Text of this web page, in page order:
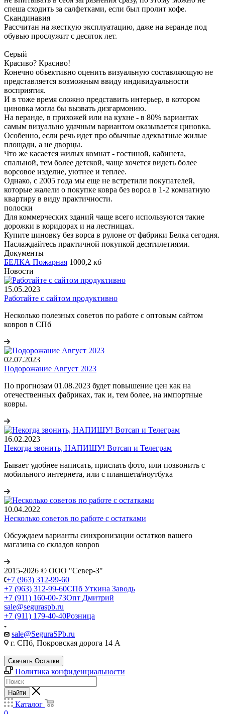
спеша сходить за салфетками, если был пролит кофе.
Скандинавия
Рассчитан на жесткую эксплуатацию, даже на веранде под
обувью прослужит с десяток лет.
Серый
Красиво? Красиво!
Конечно объективно оценить визуальную составляющую не
представляется возможным ввиду индивидуальности
восприятия.
И в тоже время сложно представить интерьер, в котором
циновка могла бы вызвать дизгармонию.
На веранде, в прихожей или на кухне - в 80% вариантах
самым визуально удачным вариантом оказывается циновка.
Особенно, если речь идет про обычные адекватные жилые
площади, а не дворцы.
Что же касается жилых комнат - гостиной, кабинета,
спальной, тем более детской, чаще хочется видеть более
ворсовое изделие, уютнее и теплее.
Однако, с 2005 года мы еще не встретили покупателей,
которые жалели о покупке ковра без ворса в 1-2 комнатную
квартиру в виду практичности.
полоски
Для коммерческих зданий чаще всего используются такие
дорожки в коридорах и на лестницах.
Купите циновку без ворса в рулоне от фабрики Белка сегодня.
Наслаждайтесь практичной покупкой десятилетиями.
Документы
БЕЛКА Пожарная 1000,2 кб
Новости
15.05.2023
Работайте с сайтом продуктивно
Несколько полезных советов по работе с оптовым сайтом
ковров в СПб
02.07.2023
Подорожание Август 2023
По прогнозам 01.08.2023 будет повышение цен как на
отечественных фабриках, так и, тем более, на импортные
ковры.
16.02.2023
Некогда звонить, НАПИШУ! Вотсап и Телеграм
Бывает удобнее написать, прислать фото, или позвонить с
мобильного интернета, или с планшета/ноутбука
10.04.2022
Несколько советов по работе с остатками
Обсуждаем варианты синхронизации остатков вашего
магазина со складов ковров
2015-2026 © ООО "Север-З"
+7 (963) 312-99-60
+7 (963) 312-99-60СПб Уткина Заводь
+7 (911) 160-00-73Опт Дмитрий
sale@seguraspb.ru
+7 (911) 179-40-40Розница
sale@SeguraSPb.ru
г. СПб, Покровская дорога 14 А
Скачать Остатки
Политика конфиденциальности
Найти
Каталог